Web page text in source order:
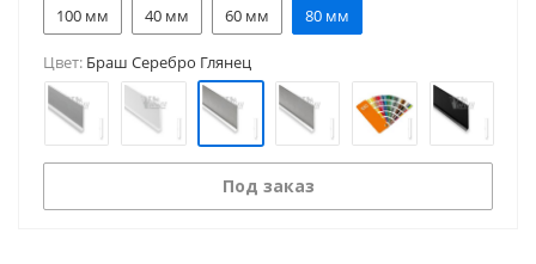
100 мм
40 мм 60 мм 80 мм
Цвет: Браш Серебро Глянец
Под заказ